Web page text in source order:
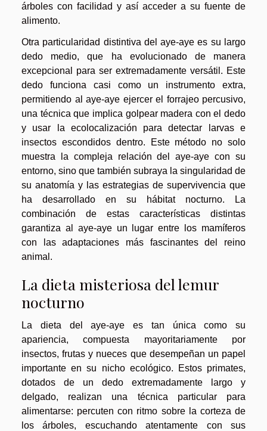
árboles con facilidad y así acceder a su fuente de
alimento.
Otra particularidad distintiva del aye-aye es su largo
dedo medio, que ha evolucionado de manera
excepcional para ser extremadamente versátil. Este
dedo funciona casi como un instrumento extra,
permitiendo al aye-aye ejercer el forrajeo percusivo,
una técnica que implica golpear madera con el dedo
y usar la ecolocalización para detectar larvas e
insectos escondidos dentro. Este método no solo
muestra la compleja relación del aye-aye con su
entorno, sino que también subraya la singularidad de
su anatomía y las estrategias de supervivencia que
ha desarrollado en su hábitat nocturno. La
combinación de estas características distintas
garantiza al aye-aye un lugar entre los mamíferos
con las adaptaciones más fascinantes del reino
animal.
La dieta misteriosa del lemur
nocturno
La dieta del aye-aye es tan única como su
apariencia, compuesta mayoritariamente por
insectos, frutas y nueces que desempeñan un papel
importante en su nicho ecológico. Estos primates,
dotados de un dedo extremadamente largo y
delgado, realizan una técnica particular para
alimentarse: percuten con ritmo sobre la corteza de
los árboles, escuchando atentamente con sus